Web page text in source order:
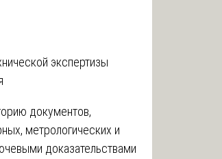
документов,
метрологических и
доказательствами